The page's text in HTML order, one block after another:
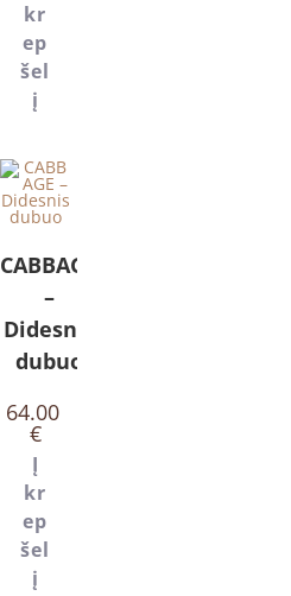
kr
ep
šel
į
CABBAGE
–
Didesnis
dubuo
64.00
€
Į
kr
ep
šel
į